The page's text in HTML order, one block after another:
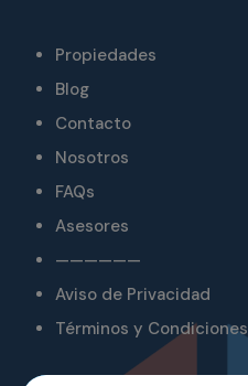
Propiedades
Blog
Contacto
Nosotros
FAQs
Asesores
——————
Aviso de Privacidad
Términos y Condiciones